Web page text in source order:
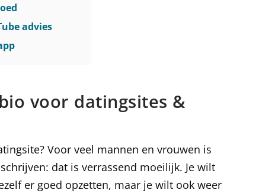
advies
voor datingsites &
Voor veel mannen en vrouwen is
dat is verrassend moeilijk. Je wilt
er goed opzetten, maar je wilt ook weer